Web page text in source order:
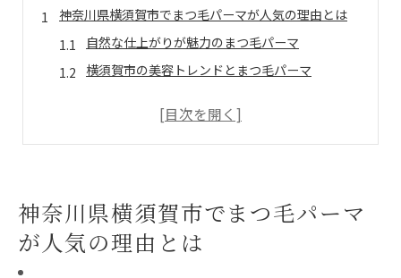
神奈川県横須賀市でまつ毛パーマが人気の理由とは
自然な仕上がりが魅力のまつ毛パーマ
横須賀市の美容トレンドとまつ毛パーマ
まつ毛パーマで目元の印象を変える
地域密着型のまつ毛パーマサロンが選ばれる理由
地域密着型のサービスがもたらす安心感
神奈川県横須賀市でまつ毛パーマ
が人気の理由とは